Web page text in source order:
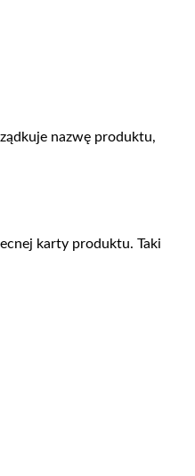
nazwę produktu,
karty produktu. Taki